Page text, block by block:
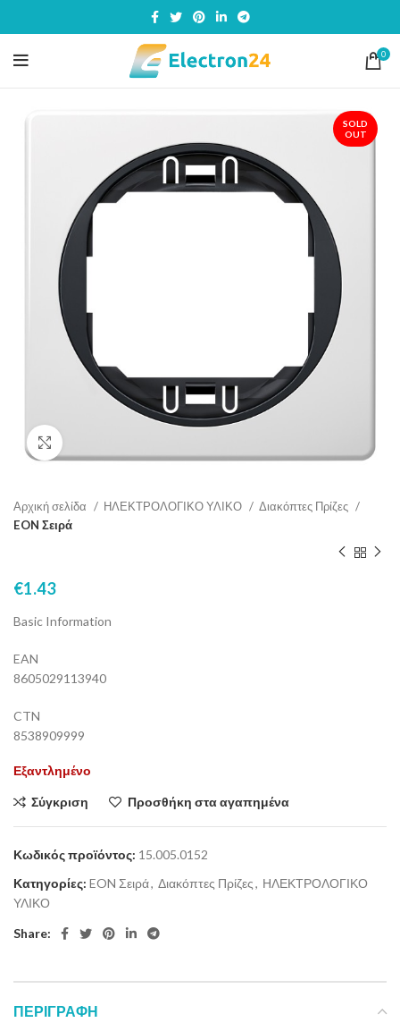
0
SOLD
OUT
Αρχική σελίδα ΗΛΕΚΤΡΟΛΟΓΙΚΟ ΥΛΙΚΟ
Διακόπτες Πρίζες
EON Σειρά
€1.43
Basic Information
EAN
8605029113940
CTN
8538909999
Εξαντλημένο
Σύγκριση Προσθήκη στα αγαπημένα
Κωδικός προϊόντος: 15.005.0152
Κατηγορίες: EON Σειρά, Διακόπτες Πρίζες, ΗΛΕΚΤΡΟΛΟΓΙΚΟ
ΥΛΙΚΟ
Share:
ΠΕΡΙΓΡΑΦΉ